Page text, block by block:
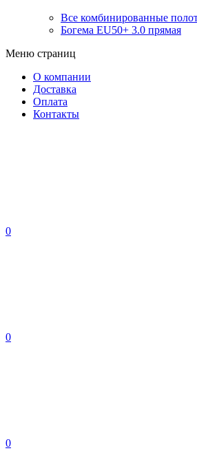
Все комбинированные
Богема EU50+ 3.0 прямая
Меню страниц
О компании
Доставка
Оплата
Контакты
0
0
0